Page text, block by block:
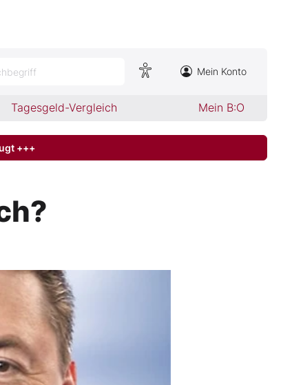
Mein Konto
Tagesgeld-Vergleich Mein B:O
+++